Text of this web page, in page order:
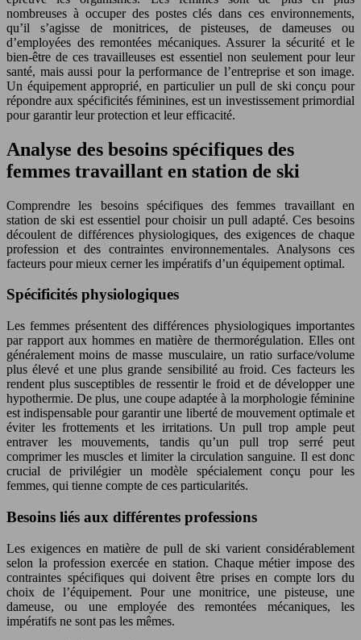
nombreuses à occuper des postes clés dans ces environnements,
qu’il s’agisse de monitrices, de pisteuses, de dameuses ou
d’employées des remontées mécaniques. Assurer la sécurité et le
bien-être de ces travailleuses est essentiel non seulement pour leur
santé, mais aussi pour la performance de l’entreprise et son image.
Un équipement approprié, en particulier un pull de ski conçu pour
répondre aux spécificités féminines, est un investissement primordial
pour garantir leur protection et leur efficacité.
Analyse des besoins spécifiques des
femmes travaillant en station de ski
Comprendre les besoins spécifiques des femmes travaillant en
station de ski est essentiel pour choisir un pull adapté. Ces besoins
découlent de différences physiologiques, des exigences de chaque
profession et des contraintes environnementales. Analysons ces
facteurs pour mieux cerner les impératifs d’un équipement optimal.
Spécificités physiologiques
Les femmes présentent des différences physiologiques importantes
par rapport aux hommes en matière de thermorégulation. Elles ont
généralement moins de masse musculaire, un ratio surface/volume
plus élevé et une plus grande sensibilité au froid. Ces facteurs les
rendent plus susceptibles de ressentir le froid et de développer une
hypothermie. De plus, une coupe adaptée à la morphologie féminine
est indispensable pour garantir une liberté de mouvement optimale et
éviter les frottements et les irritations. Un pull trop ample peut
entraver les mouvements, tandis qu’un pull trop serré peut
comprimer les muscles et limiter la circulation sanguine. Il est donc
crucial de privilégier un modèle spécialement conçu pour les
femmes, qui tienne compte de ces particularités.
Besoins liés aux différentes professions
Les exigences en matière de pull de ski varient considérablement
selon la profession exercée en station. Chaque métier impose des
contraintes spécifiques qui doivent être prises en compte lors du
choix de l’équipement. Pour une monitrice, une pisteuse, une
dameuse, ou une employée des remontées mécaniques, les
impératifs ne sont pas les mêmes.